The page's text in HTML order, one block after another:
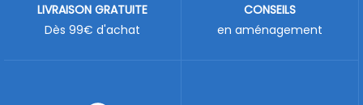
LIVRAISON GRATUITE
Dès 99€ d'achat
CONSEILS
en aménagement